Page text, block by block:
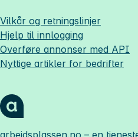
Vilkår og retningslinjer
Hjelp til innlogging
Overføre annonser med API
Nyttige artikler for bedrifter
arbeidsplassen.no – en